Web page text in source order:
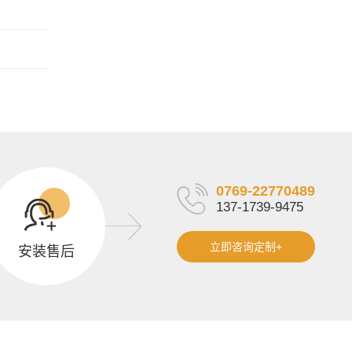
安装售后
0769-22770489
137-1739-9475
立即咨询定制+